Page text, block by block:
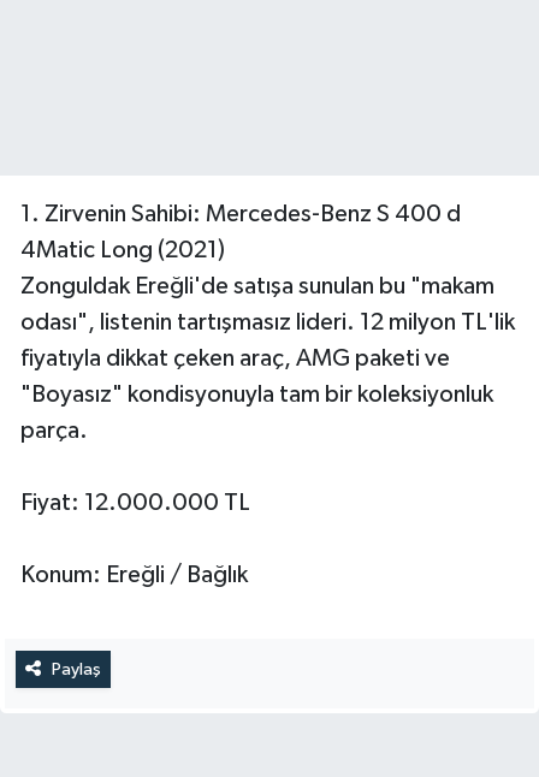
1. Zirvenin Sahibi: Mercedes-Benz S 400 d
4Matic Long (2021)
Zonguldak Ereğli'de satışa sunulan bu "makam
odası", listenin tartışmasız lideri. 12 milyon TL'lik
fiyatıyla dikkat çeken araç, AMG paketi ve
"Boyasız" kondisyonuyla tam bir koleksiyonluk
parça.
Fiyat: 12.000.000 TL
Konum: Ereğli / Bağlık
Paylaş